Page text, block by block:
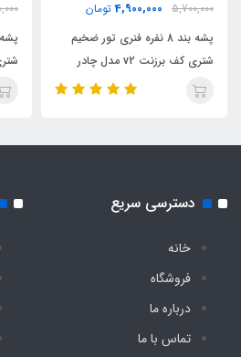
5,700,000
4,900,000 تومان
پشه‌ بند 8 نفره فنری تور ضخیم
شتری کف برزنت v2 مدل چادر
مسافرتی
دسترسی سریع
خانه
فروشگاه
درباره ما
تماس با ما